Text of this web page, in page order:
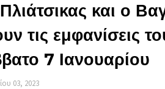
και ο
τις εμφανίσεις
7 Ιανουαρίου
03, 2023